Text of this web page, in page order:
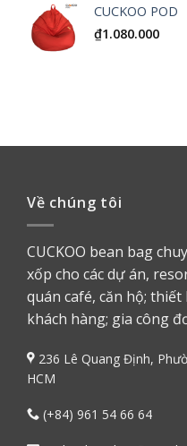
CUCKOO POD
₫1.080.000
Về chúng tôi
CUCKOO bean bag
xốp cho các dự án,
quán café, căn hộ;
khách hàng; gia công
236 Lê Quang Định,
HCM
(+84) 961 54 66 64